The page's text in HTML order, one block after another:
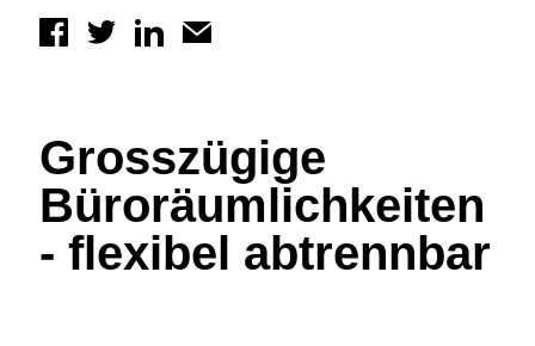
Grosszügige
Büroräumlichkeiten
- flexibel abtrennbar